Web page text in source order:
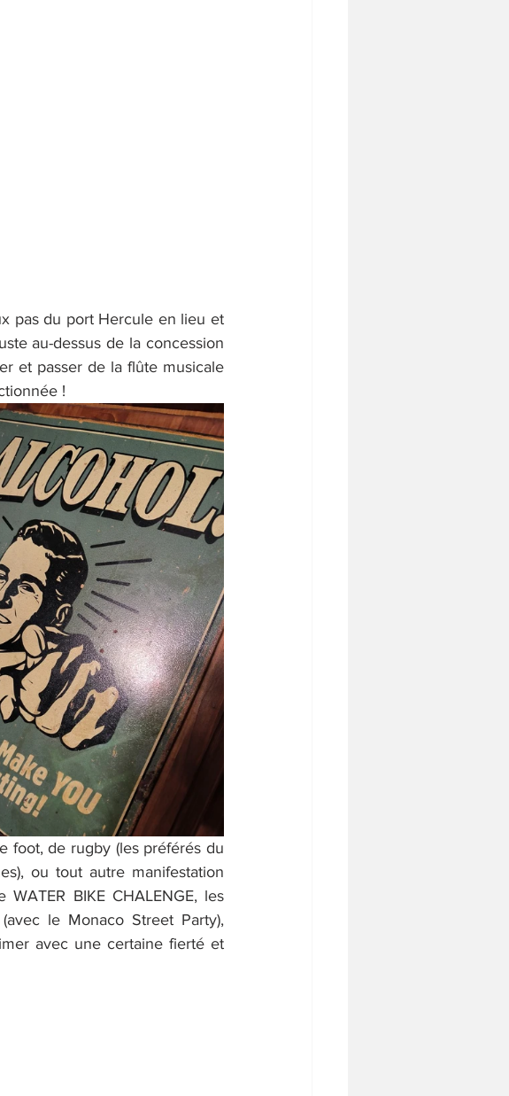
pas du port Hercule en lieu et
au-dessus de la concession
et passer de la flûte musicale
!
foot, de rugby (les préférés du
ou tout autre manifestation
BIKE CHALENGE, les
le Monaco Street Party),
avec une certaine fierté et